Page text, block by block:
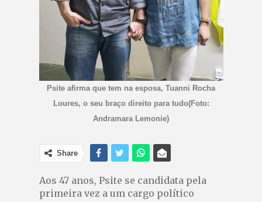
Psite afirma que tem na esposa, Tuanni Rocha
Loures, o seu braço direito para tudo(Foto:
Andramara Lemonie)
Share
Aos 47 anos, Psite se candidata pela
primeira vez a um cargo político